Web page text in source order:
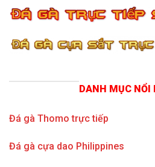
DANH MỤC NỔI
Đá gà Thomo trực tiếp
Đá gà cựa dao Philippines